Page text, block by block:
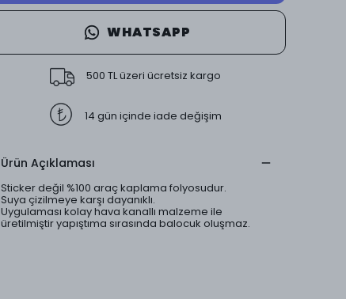
WHATSAPP
500 TL üzeri ücretsiz kargo
14 gün içinde iade değişim
Ürün Açıklaması
Sticker değil %100 araç kaplama folyosudur.
Suya çizilmeye karşı dayanıklı.
Uygulaması kolay hava kanallı malzeme ile
üretilmiştir yapıştıma sırasında balocuk oluşmaz.